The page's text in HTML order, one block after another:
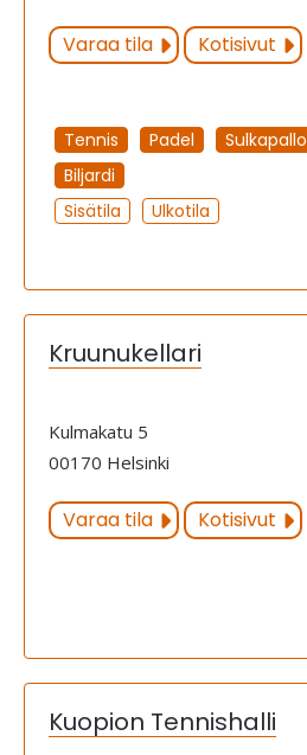
Varaa tila Kotisivut
Tennis Padel Sulkapallo
Biljardi
Sisätila
Ulkotila
Kruunukellari
Kulmakatu 5
00170 Helsinki
Varaa tila Kotisivut
Kuopion Tennishalli